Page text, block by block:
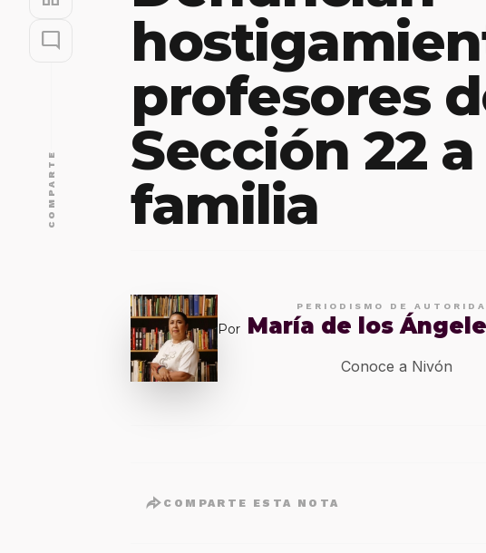
mode_comment
COMPARTE
profesores
Sección 22
familia
PERIODISMO DE
Por María de los
Conoce a Nivón
COMPARTE ESTA NOTA